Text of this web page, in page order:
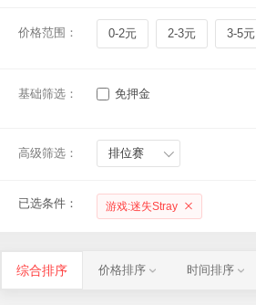
价格范围： 0-2元 2-3元 3-5元
基础筛选： 免押金
高级筛选： 排位赛
已选条件： 游戏:迷失Stray
综合排序 价格排序 时间排序